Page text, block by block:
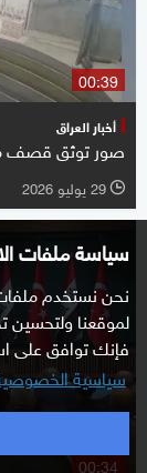
سياسة ملفات
نحن نستخدم
لموقعنا ولتحسين
فإنك توافق على
سياسية
00:39
أخبار العراق
صور توثق قصف
l 29 يوليو 2026
00:34